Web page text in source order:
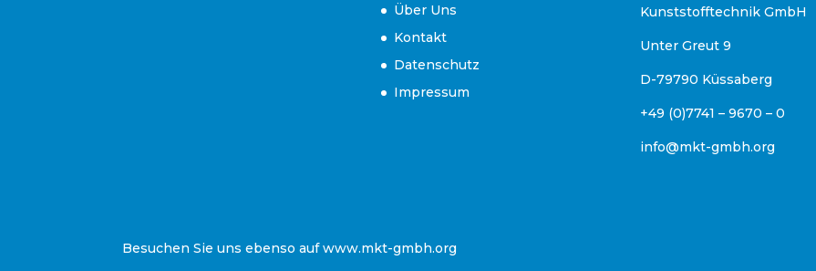
Über Uns
Kontakt
Datenschutz
Impressum
Kunststofftechnik GmbH
Unter Greut 9
D-79790 Küssaberg
+49 (0)7741 – 9670 – 0
info@mkt-gmbh.org
Besuchen Sie uns ebenso auf www.mkt-gmbh.org